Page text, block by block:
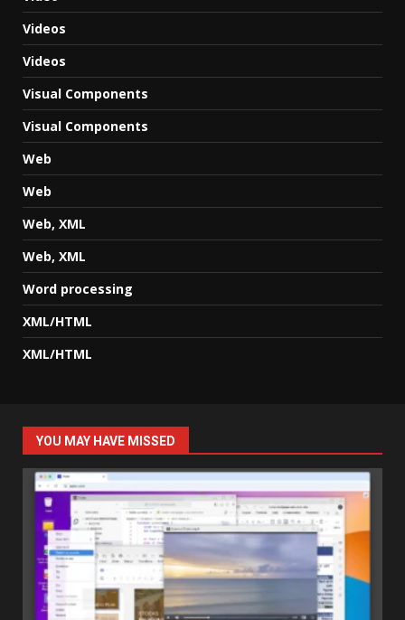
Videos
Videos
Visual Components
Visual Components
Web
Web
Web, XML
Web, XML
Word processing
XML/HTML
XML/HTML
YOU MAY HAVE MISSED